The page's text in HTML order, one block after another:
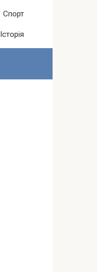
Спорт
Історія